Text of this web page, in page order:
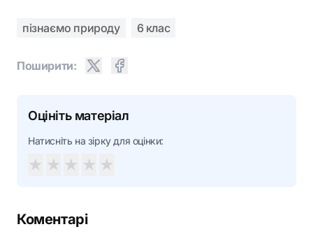
пізнаємо природу 6 клас
Поширити:
Оцініть матеріал
Натисніть на зірку для оцінки:
★ ★ ★ ★ ★
Коментарі